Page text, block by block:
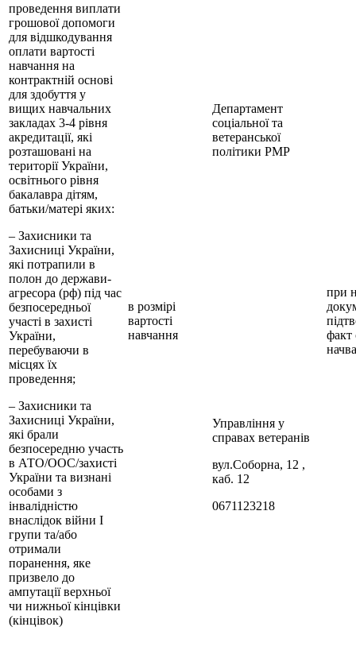
проведення виплати
грошової допомоги
для відшкодування
оплати вартості
навчання на
контрактній основі
для здобуття у
вищих навчальних
закладах 3-4 рівня
акредитації, які
розташовані на
території України,
освітнього рівня
бакалавра дітям,
батьки/матері яких:
– Захисники та
Захисниці України,
які потрапили в
полон до держави-
агресора (рф) під час
безпосередньої
участі в захисті
України,
перебуваючи в
місцях їх
проведення;
– Захисники та
Захисниці України,
які брали
безпосередню участь
в АТО/ООС/захисті
України та визнані
особами з
інвалідністю
внаслідок війни І
групи та/або
отримали
поранення, яке
призвело до
ампутації верхньої
чи нижньої кінцівки
(кінцівок)
в розмірі
вартості
навчання
Департамент
соціальної та
ветеранської
політики РМР
при
факт
Управління у
справах ветеранів
вул.Соборна, 12 ,
каб. 12
0671123218